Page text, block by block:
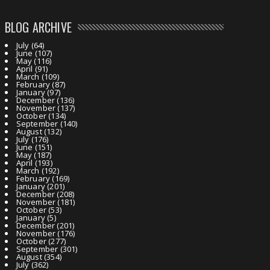
BLOG ARCHIVE
July (64)
June(107)
May(116)
April (91)
March (109)
February(87)
January(97)
December(136)
November(137)
October(134)
September (140)
August(132)
July(176)
June(151)
May(187)
April (193)
March (192)
February(169)
January(201)
December(208)
November(181)
October(53)
January(5)
December(201)
November(176)
October(277)
September (301)
August(354)
July(362)